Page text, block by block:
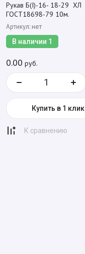
Рукав Б(I)-16- 18-29 ХЛ
ГОСТ18698-79 10м.
Артикул: нет
В наличии 1
0.00 руб.
Купить в 1 клик
К сравнению